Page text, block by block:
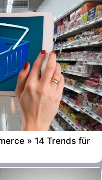
» 14 Trends für